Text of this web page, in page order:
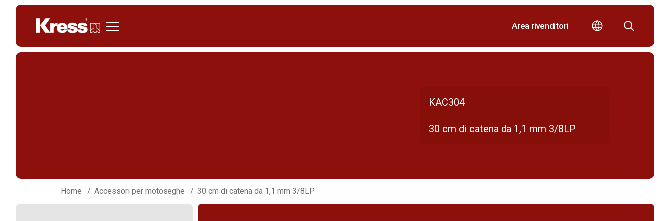
Area rivenditori
KAC304
30 cm di catena da 1,1 mm 3/8LP
Home Accessori per motoseghe 30 cm di catena da 1,1 mm 3/8LP